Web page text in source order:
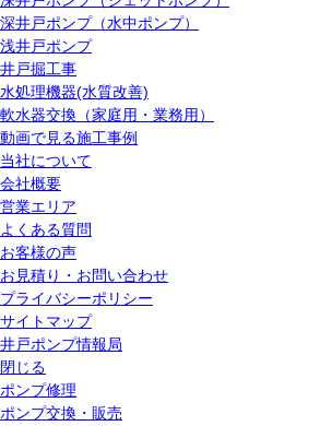
深井戸ポンプ（水中ポンプ）
浅井戸ポンプ
井戸掘工事
水処理機器(水質改善)
軟水器交換（家庭用・業務用）
動画で見る施工事例
当社について
会社概要
営業エリア
よくある質問
お客様の声
お見積り・お問い合わせ
プライバシーポリシー
サイトマップ
井戸ポンプ情報局
閉じる
ポンプ修理
ポンプ交換・販売